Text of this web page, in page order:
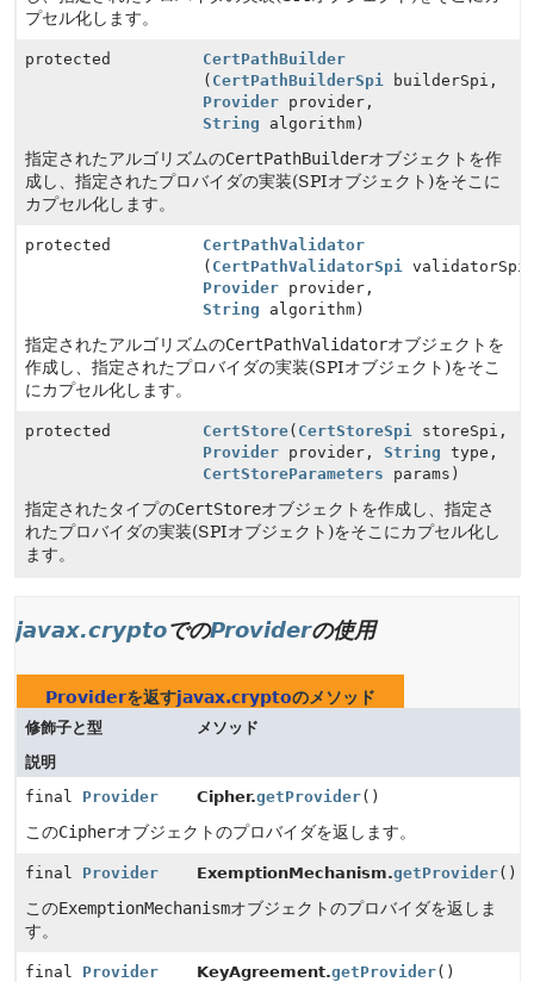
プセル化します。
protected
CertPathBuilder
( CertPathBuilderSpibuilderSpi,
Providerprovider,
String algorithm)
指定されたアルゴリズムのCertPathBuilderオブジェクトを作
成し、指定されたプロバイダの実装(SPIオブジェクト)をそこに
カプセル化します。
protected
CertPathValidator
( CertPathValidatorSpi
Providerprovider,
String algorithm)
指定されたアルゴリズムのCertPathValidatorオブジェクトを
作成し、指定されたプロバイダの実装(SPIオブジェクト)をそこ
にカプセル化します。
protected CertStore( CertStoreSpistoreSpi,
Providerprovider, String type,
CertStoreParameters params)
指定されたタイプのCertStoreオブジェクトを作成し、指定さ
れたプロバイダの実装(SPIオブジェクト)をそこにカプセル化し
ます。
javax.cryptoでのProviderの使用
Providerを返すjavax.cryptoのメソッド
修飾子と型
メソッド
説明
final Provider Cipher.getProvider()
このCipherオブジェクトのプロバイダを返します。
final Provider ExemptionMechanism.getProvider()
このExemptionMechanismオブジェクトのプロバイダを返しま
す。
final Provider KeyAgreement.getProvider()